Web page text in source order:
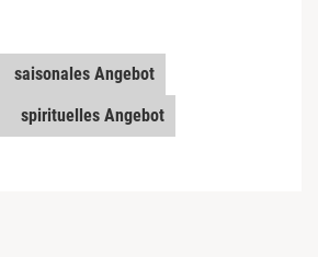
saisonales Angebot
spirituelles Angebot